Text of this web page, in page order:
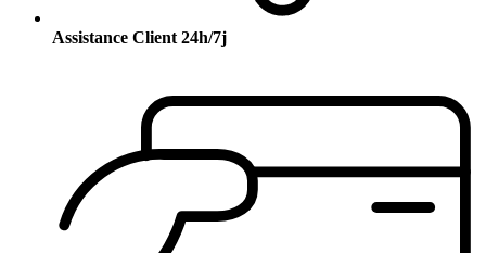
Assistance Client 24h/7j